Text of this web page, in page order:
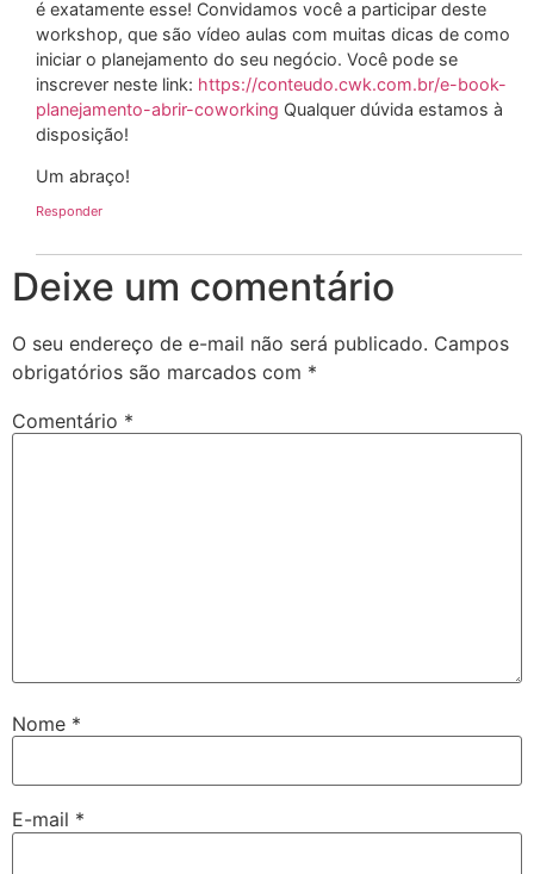
é exatamente esse! Convidamos você a participar deste
workshop, que são vídeo aulas com muitas dicas de como
iniciar o planejamento do seu negócio. Você pode se
inscrever neste link: https://conteudo.cwk.com.br/e-book-
planejamento-abrir-coworking Qualquer dúvida estamos à
disposição!
Um abraço!
Responder
Deixe um comentário
O seu endereço de e-mail não será publicado. Campos
obrigatórios são marcados com *
Comentário *
Nome *
E-mail *